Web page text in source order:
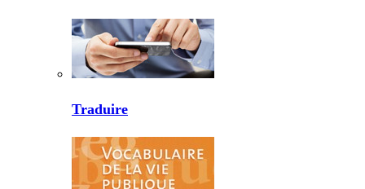
Traduire